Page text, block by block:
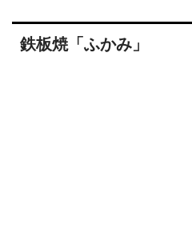
鉄板焼「ふかみ」